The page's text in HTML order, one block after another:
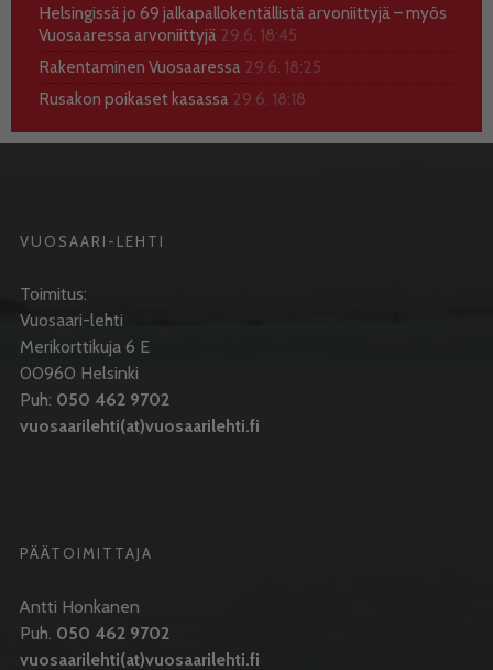
Helsingissä jo 69 jalkapallokentällistä arvoniittyjä – myös
Vuosaaressa arvoniittyjä 29.6. 18:45
Rakentaminen Vuosaaressa 29.6. 18:25
Rusakon poikaset kasassa 29.6. 18:18
VUOSAARI-LEHTI
Toimitus:
Vuosaari-lehti
Merikorttikuja 6 E
00960 Helsinki
Puh: 050 462 9702
vuosaarilehti(at)vuosaarilehti.fi
PÄÄTOIMITTAJA
Antti Honkanen
Puh. 050 462 9702
vuosaarilehti(at)vuosaarilehti.fi